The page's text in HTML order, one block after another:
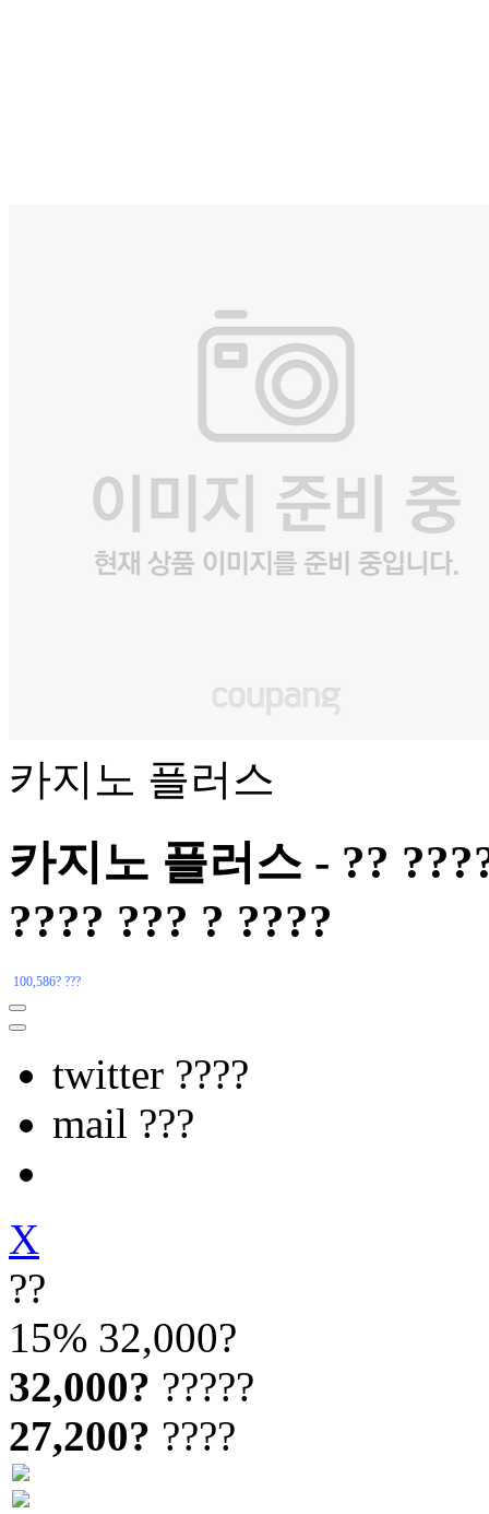
카지노 플러스
카지노 플러스 - ??
???? ??? ? ????
100,586? ???
twitter ????
mail ???
X
??
15% 32,000?
32,000? ?????
27,200? ????